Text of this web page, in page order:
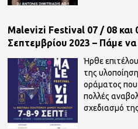
Malevizi Festival 07 / 08 και
Σεπτεμβρίου 2023 – Πάμε
ζήσουμε!
Ήρθε
της
οράματος
πολλές
σχεδιασμό της